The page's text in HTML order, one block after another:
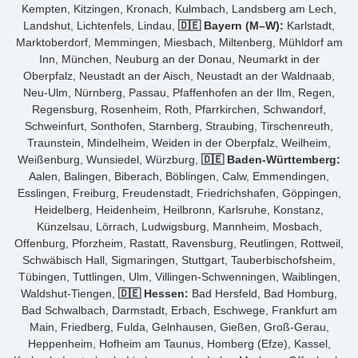
Kempten, Kitzingen, Kronach, Kulmbach, Landsberg am Lech,
Landshut, Lichtenfels, Lindau, 🇩🇪 Bayern (M–W): Karlstadt,
Marktoberdorf, Memmingen, Miesbach, Miltenberg, Mühldorf am
Inn, München, Neuburg an der Donau, Neumarkt in der
Oberpfalz, Neustadt an der Aisch, Neustadt an der Waldnaab,
Neu-Ulm, Nürnberg, Passau, Pfaffenhofen an der Ilm, Regen,
Regensburg, Rosenheim, Roth, Pfarrkirchen, Schwandorf,
Schweinfurt, Sonthofen, Starnberg, Straubing, Tirschenreuth,
Traunstein, Mindelheim, Weiden in der Oberpfalz, Weilheim,
Weißenburg, Wunsiedel, Würzburg, 🇩🇪 Baden-Württemberg:
Aalen, Balingen, Biberach, Böblingen, Calw, Emmendingen,
Esslingen, Freiburg, Freudenstadt, Friedrichshafen, Göppingen,
Heidelberg, Heidenheim, Heilbronn, Karlsruhe, Konstanz,
Künzelsau, Lörrach, Ludwigsburg, Mannheim, Mosbach,
Offenburg, Pforzheim, Rastatt, Ravensburg, Reutlingen, Rottweil,
Schwäbisch Hall, Sigmaringen, Stuttgart, Tauberbischofsheim,
Tübingen, Tuttlingen, Ulm, Villingen-Schwenningen, Waiblingen,
Waldshut-Tiengen, 🇩🇪 Hessen: Bad Hersfeld, Bad Homburg,
Bad Schwalbach, Darmstadt, Erbach, Eschwege, Frankfurt am
Main, Friedberg, Fulda, Gelnhausen, Gießen, Groß-Gerau,
Heppenheim, Hofheim am Taunus, Homberg (Efze), Kassel,